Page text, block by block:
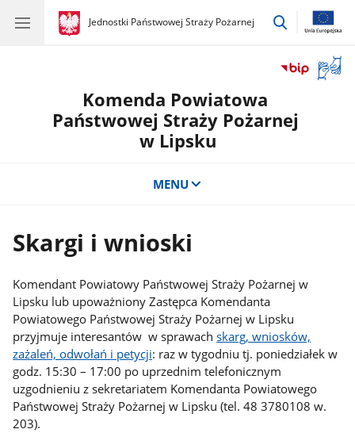
gov.pl
Jednostki Państwowej Straży Pożarnej
gov.pl
Jednostki
przejdź
okno
Komenda Powiatowa
Państwowej Straży Pożarnej
w Lipsku
MENU
Skargi i wnioski
Komendant Powiatowy Państwowej Straży Pożarnej w
Lipsku lub upoważniony Zastępca Komendanta
Powiatowego Państwowej Straży Pożarnej w Lipsku
przyjmuje interesantów w sprawachskarg, wniosków,
zażaleń, odwołań i petycji: raz w tygodniu tj. poniedziałek w
godz. 15:30 – 17:00 po uprzednim telefonicznym
uzgodnieniu z sekretariatem Komendanta Powiatowego
Państwowej Straży Pożarnej w Lipsku (tel. 48 3780108 w.
203).